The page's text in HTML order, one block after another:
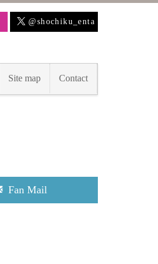
@shochiku_enta
Site map Contact
Fan Mail